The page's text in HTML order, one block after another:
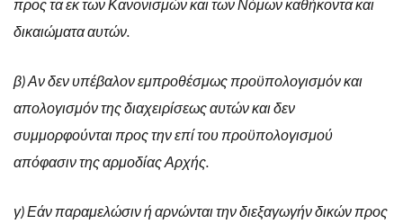
προς τα εκ των Κανονισμών και των Νόμων καθήκοντα και
δικαιώματα αυτών.
β) Αν δεν υπέβαλον εμπροθέσμως προϋπολογισμόν και
απολογισμόν της διαχειρίσεως αυτών και δεν
συμμορφούνται προς την επί του προϋπολογισμού
απόφασιν της αρμοδίας Αρχής.
γ) Εάν παραμελώσιν ή αρνώνται την διεξαγωγήν δικών προς